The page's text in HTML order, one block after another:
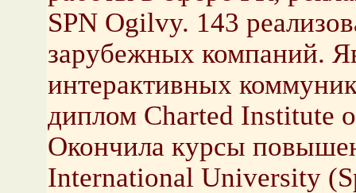
SPN Ogilvy. 143
зарубежных компаний.
интерактивных
диплом Charted Institute
Окончила курсы
International University